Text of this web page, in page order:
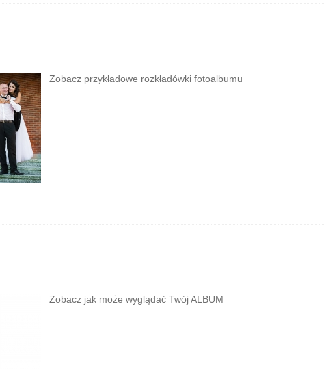
Zobacz przykładowe rozkładówki fotoalbumu
Zobacz jak może wyglądać Twój ALBUM